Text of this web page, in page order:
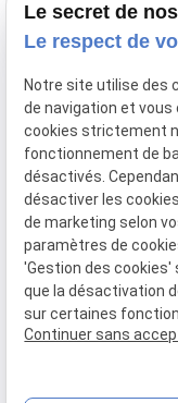
Vos avocats
Boutique
Domaines de
Actualités
Contact
Mentions
légales
Siret :
Le secret de
Le respect de
Notre site utilise des
de navigation et
cookies strictement
fonctionnement de
désactivés.
désactiver les
de marketing selon
paramètres de
'Gestion des cookies'
que la désactivation
sur certaines
Continuer sans